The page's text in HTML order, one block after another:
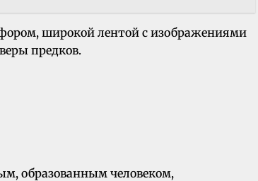
широкой лентой с изображениями
предков.
образованным человеком,